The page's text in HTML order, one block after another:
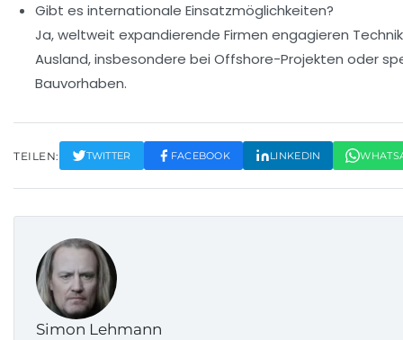
Gibt es internationale Einsatzmöglichkeiten?
Ja, weltweit expandierende Firmen engagieren
Ausland, insbesondere bei Offshore-Projekten oder
Bauvorhaben.
TEILEN: TWITTER FACEBOOK LINKEDIN
Simon Lehmann